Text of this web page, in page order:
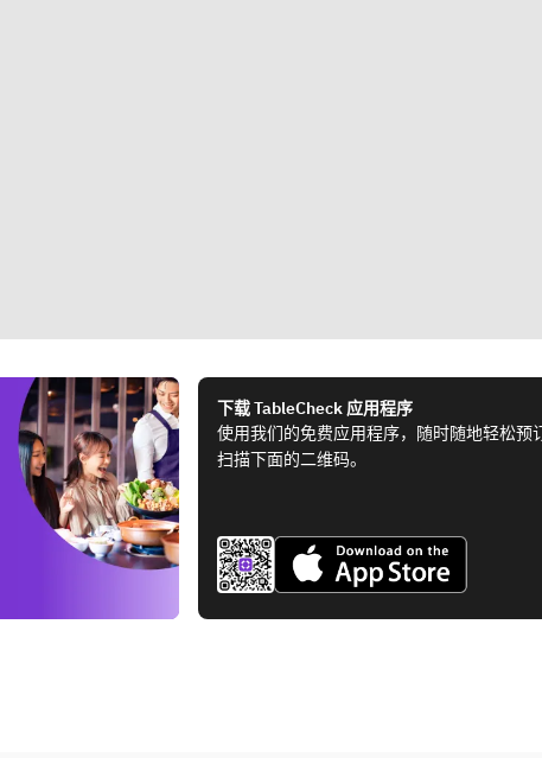
下载 TableCheck 应用程序
使用我们的免费应用程序，随时随地轻松预
扫描下面的二维码。